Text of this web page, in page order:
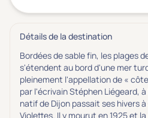
Détails de la destination
Bordées de sable fin, les plages
s'étendent au bord d'une mer
pleinement l'appellation de «
par l'écrivain Stéphen Liégeard, à
natif de Dijon passait ses hivers à
Violettes. Il y mourut en 1925 et